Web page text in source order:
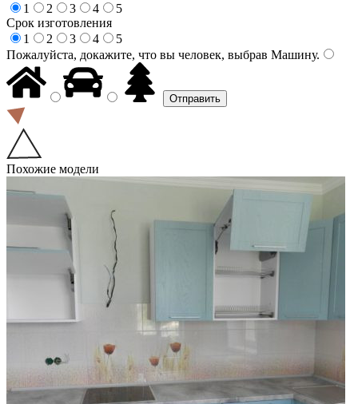
1
2 3 4
5
Срок изготовления
1
2 3 4
5
Пожалуйста, докажите, что вы человек, выбрав Машину.
Похожие модели